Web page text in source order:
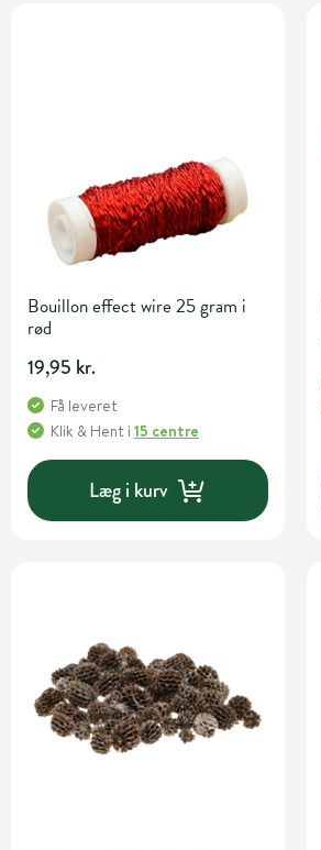
Bouillon effect wire 25 gram i
rød
19,95 kr.
Få leveret
Klik & Hent i 15 centre
Læg i kurv